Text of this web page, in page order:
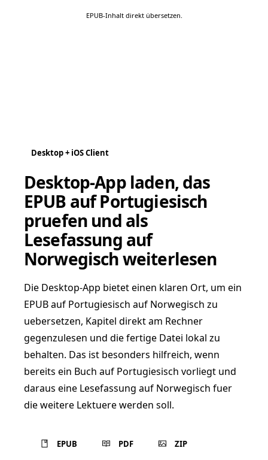
EPUB-Inhalt direkt übersetzen.
Desktop + iOS Client
Desktop-App laden, das
EPUB auf Portugiesisch
pruefen und als
Lesefassung auf
Norwegisch weiterlesen
Die Desktop-App bietet einen klaren Ort, um ein
EPUB auf Portugiesisch auf Norwegisch zu
uebersetzen, Kapitel direkt am Rechner
gegenzulesen und die fertige Datei lokal zu
behalten. Das ist besonders hilfreich, wenn
bereits ein Buch auf Portugiesisch vorliegt und
daraus eine Lesefassung auf Norwegisch fuer
die weitere Lektuere werden soll.
EPUB PDF ZIP